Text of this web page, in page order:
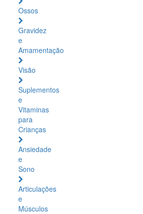
Ossos
Gravidez
e
Amamentação
Visão
Suplementos
e
Vitaminas
para
Crianças
Ansiedade
e
Sono
Articulações
e
Músculos